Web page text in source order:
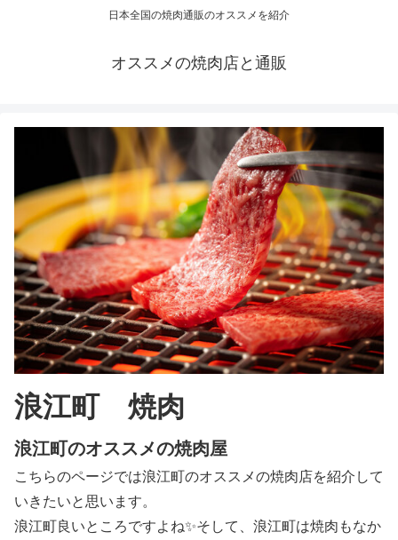
日本全国の焼肉通販のオススメを紹介
オススメの焼肉店と通販
浪江町 焼肉
浪江町のオススメの焼肉屋
こちらのページでは浪江町のオススメの焼肉店を紹介して
いきたいと思います。
浪江町良いところですよね✨そして、浪江町は焼肉もなか